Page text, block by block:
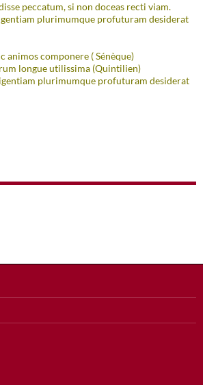
peccatum, si non doceas recti viam.
plurimumque profuturam desiderat
animos componere ( Sénèque)
longue utilissima (Quintilien)
plurimumque profuturam desiderat